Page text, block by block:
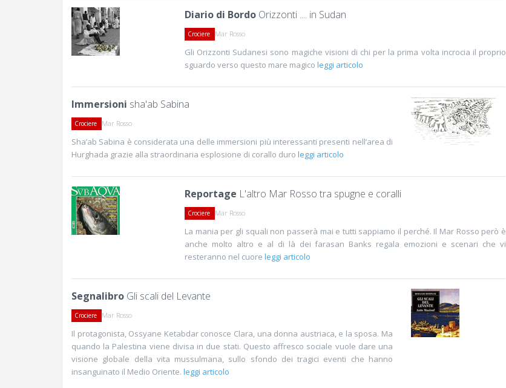
Diario di Bordo Orizzonti .... in Sudan
Crociere Mar Rosso
Gli Orizzonti Sudanesi sono magiche visioni di chi per la prima volta incrocia il proprio
sguardo verso questo mare magico leggi articolo
Immersioni sha'ab Sabina
Crociere Mar Rosso
Sha’ab Sabina è considerata una delle immersioni più interessanti presenti nell’area di
Hurghada grazie alla straordinaria esplosione di corallo duro leggi articolo
Reportage L'altro Mar Rosso tra spugne e coralli
Crociere Mar Rosso
La mania per gli squali non passerà mai e tutti sappiamo il perché. Il Mar Rosso però è
anche molto altro e al di là dei farasan Banks regala emozioni e scenari che vi
resteranno nel cuore leggi articolo
Segnalibro Gli scali del Levante
Crociere Mar Rosso
Il protagonista, Ossyane Ketabdar conosce Clara, una donna austriaca, e la sposa. Ma
quando la Palestina viene divisa in due stati. Questo affresco sociale vuole dare una
visione globale della vita mussulmana, sullo sfondo dei tragici eventi che hanno
insanguinato il Medio Oriente. leggi articolo